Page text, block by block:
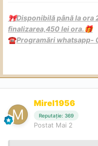
🎀Disponibilă până la ora
finalizarea,450 lei ora.🎁
☎️Programări whatsapp-
Mirel1956
Reputație: 369
Postat Mai 2